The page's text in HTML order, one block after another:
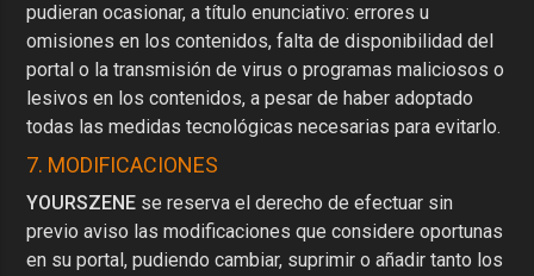
pudieran ocasionar, a título enunciativo: errores u
omisiones en los contenidos, falta de disponibilidad del
portal o la transmisión de virus o programas maliciosos o
lesivos en los contenidos, a pesar de haber adoptado
todas las medidas tecnológicas necesarias para evitarlo.
7. MODIFICACIONES
YOURSZENE se reserva el derecho de efectuar sin
previo aviso las modificaciones que considere oportunas
en su portal, pudiendo cambiar, suprimir o añadir tanto los